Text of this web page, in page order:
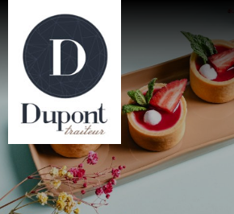
contenu
principal